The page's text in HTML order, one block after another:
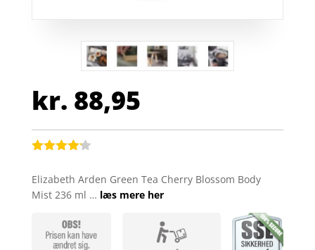
kr. 88,95
ud af 5
baseret
mmelser
Elizabeth Arden Green Tea Cherry Blossom Body
Mist 236 ml … læs mere her